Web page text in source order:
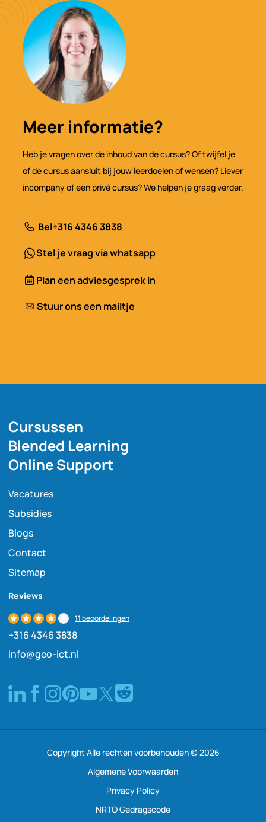
Meer informatie?
Heb je vragen over de inhoud van de cursus? Of twijfel je
of de cursus aansluit bij jouw leerdoelen of wensen? Liever
incompany of een privé cursus? We helpen je graag verder.
Bel+316 4346 3838
Stel je vraag via whatsapp
Plan een adviesgesprek in
Stuur ons een mailtje
Cursussen
Blended Learning
Online Support
Vacatures
Subsidies
Blogs
Contact
Sitemap
Reviews
11 beoordelingen
+316 4346 3838
info@geo-ict.nl
Copyright Alle rechten voorbehouden © 2026
Algemene Voorwaarden
Privacy Policy
NRTO Gedragscode